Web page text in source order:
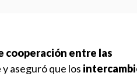
cooperación entre las
y aseguró que los